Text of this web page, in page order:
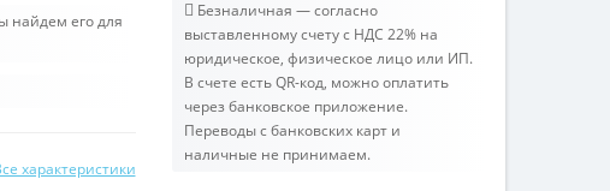
найдем его для
характеристики
Безналичная — согласно
выставленному счету c НДС 22% на
юридическое, физическое лицо или ИП.
В счете есть QR-код, можно оплатить
через банковское приложение.
Переводы с банковских карт и
наличные не принимаем.